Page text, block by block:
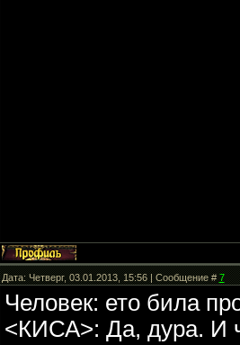
Дата: Четверг, 03.01.2013, 15:56 | Сообщение #7
Человек: ето била
<КИСА>: Да, дура. И